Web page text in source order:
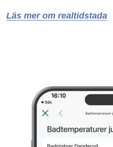
Läs mer om realtidstada